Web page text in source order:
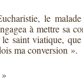
le
à mettre sa
saint viatique,
ma conversion ».